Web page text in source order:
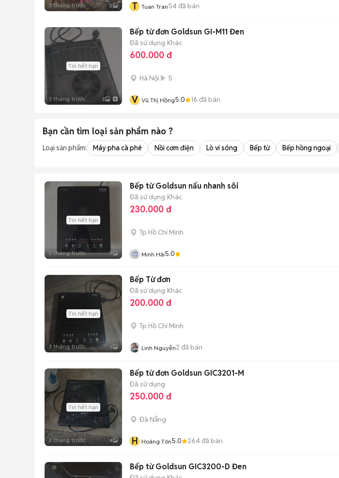
2 tháng trước 2 T Tuan Tran54đã bán
Tin hết hạn
3 tháng trước 3
Bếp từ đơn Goldsun GI-M11 Đen
Đã sử dụng Khác
600.000 đ
Hà Nội 5
V Vũ Thị Hồng5.0 16 đã bán
Bạn cần tìm loại sản phẩm nào ?
Loại sản phẩm: Máy pha cà phê Nồi cơm điện Lò vi sóng Bếp từ Bếp hồng ngoại
Tin hết hạn
3 tháng trước 3
Bếp từ Goldsun nấu nhanh sôi
Đã sử dụng Khác
230.000 đ
Tp Hồ Chí Minh
Minh Hải5.0
Tin hết hạn
3 tháng trước 3
Bếp Từ đơn
Đã sử dụng Khác
200.000 đ
Tp Hồ Chí Minh
Linh Nguyễn2 đã bán
Tin hết hạn
3 tháng trước 4
Bếp từ đơn Goldsun GIC3201-M
Đã sử dụng
250.000 đ
Đà Nẵng
H Hoàng Tôn5.0 264đã bán
Bếp từ Goldsun GIC3200-D Đen